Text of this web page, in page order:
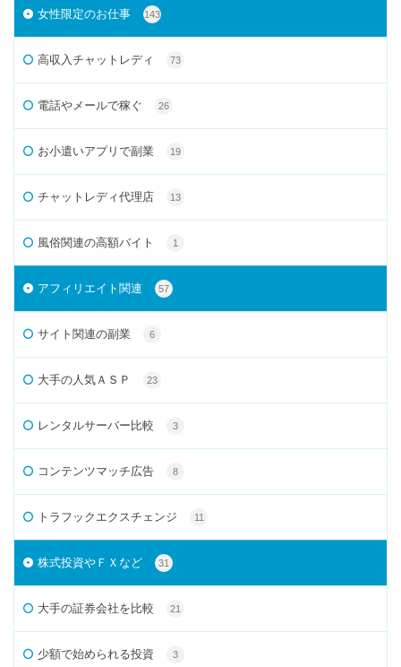
女性限定のお仕事 143
高収入チャットレディ 73
電話やメールで稼ぐ 26
お小遣いアプリで副業 19
チャットレディ代理店 13
風俗関連の高額バイト 1
アフィリエイト関連 57
サイト関連の副業 6
大手の人気ＡＳＰ 23
レンタルサーバー比較 3
コンテンツマッチ広告 8
トラフックエクスチェンジ 11
株式投資やＦＸなど 31
大手の証券会社を比較 21
少額で始められる投資 3